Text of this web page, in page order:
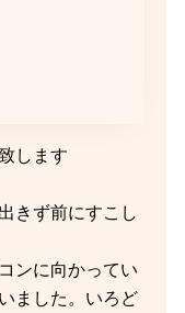
します
きず前にすこし
ンに向かってい
ました。いろど